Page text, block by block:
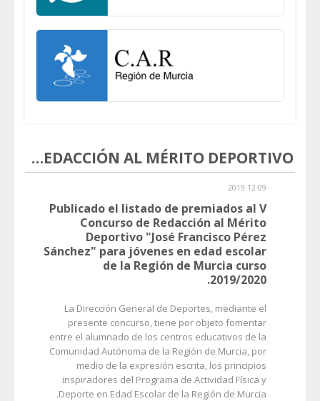
PREMIADOS V CONCURSO REDACCIÓN AL MÉRITO DEPORTIVO
09·12·2019
Publicado el listado de premiados al V
Concurso de Redacción al Mérito
Deportivo "José Francisco Pérez
Sánchez" para jóvenes en edad escolar
de la Región de Murcia curso
2019/2020.
La Dirección General de Deportes, mediante el
presente concurso, tiene por objeto fomentar
entre el alumnado de los centros educativos de la
Comunidad Autónoma de la Región de Murcia, por
medio de la expresión escrita, los principios
inspiradores del Programa de Actividad Física y
Deporte en Edad Escolar de la Región de Murcia.